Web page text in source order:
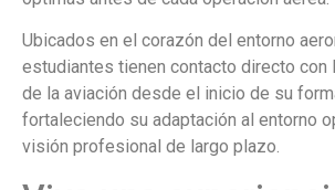
Ubicados en el corazón del entorno
estudiantes tienen contacto directo con
de la aviación desde el inicio de su
fortaleciendo su adaptación al entorno
visión profesional de largo plazo.